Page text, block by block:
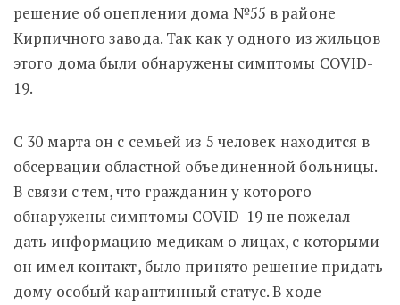
решение об оцеплении дома №55 в районе
Кирпичного завода. Так как у одного из жильцов
этого дома были обнаружены симптомы COVID-
19.
С 30 марта он с семьей из 5 человек находится в
обсервации областной объединенной больницы.
В связи с тем, что гражданин у которого
обнаружены симптомы COVID-19 не пожелал
дать информацию медикам о лицах, с которыми
он имел контакт, было принято решение придать
дому особый карантинный статус. В ходе